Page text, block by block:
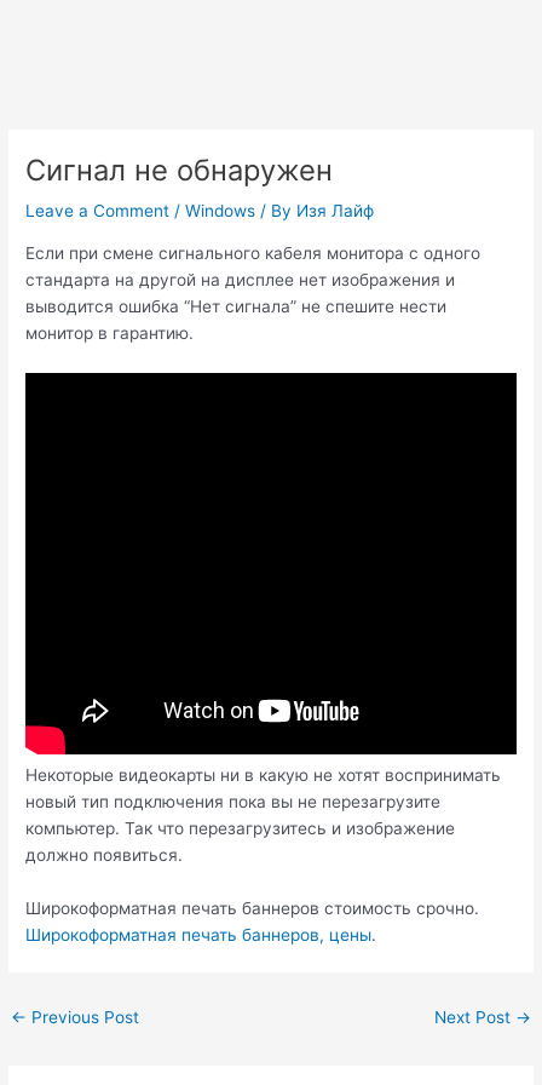
Сигнал не обнаружен
Leave a Comment /Windows / By Изя Лайф
Если при смене сигнального кабеля монитора с одного
стандарта на другой на дисплее нет изображения и
выводится ошибка “Нет сигнала” не спешите нести
монитор в гарантию.
Некоторые видеокарты ни в какую не хотят воспринимать
новый тип подключения пока вы не перезагрузите
компьютер. Так что перезагрузитесь и изображение
должно появиться.
Широкоформатная печать баннеров стоимость срочно.
Широкоформатная печать баннеров, цены.
Post
← Previous Post Next Post →